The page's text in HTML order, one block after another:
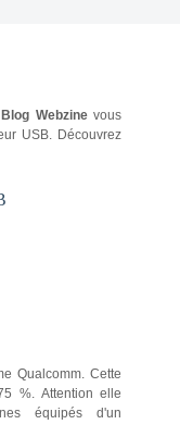
Webzinevous
USB. Découvrez
Qualcomm. Cette
%. Attention elle
équipés d'un